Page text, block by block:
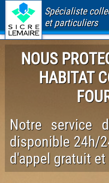
Spécialiste
et particuliers
NOUS
HABITAT
Notre service
disponible 24h/
d'appel gratuit